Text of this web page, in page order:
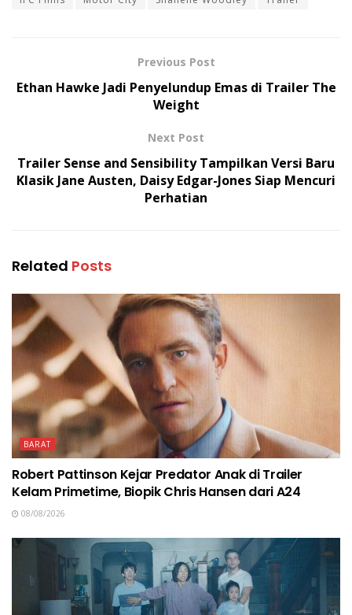
Previous Post
Ethan Hawke Jadi Penyelundup Emas di Trailer The
Weight
Next Post
Trailer Sense and Sensibility Tampilkan Versi Baru
Klasik Jane Austen, Daisy Edgar-Jones Siap Mencuri
Perhatian
Related Posts
BARAT
Robert Pattinson Kejar Predator Anak di Trailer
Kelam Primetime, Biopik Chris Hansen dari A24
08/08/2026